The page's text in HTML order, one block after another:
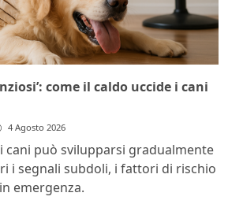
come il caldo uccide i cani
4 Agosto 2026
cani può svilupparsi gradualmente
i segnali subdoli, i fattori di rischio
emergenza.